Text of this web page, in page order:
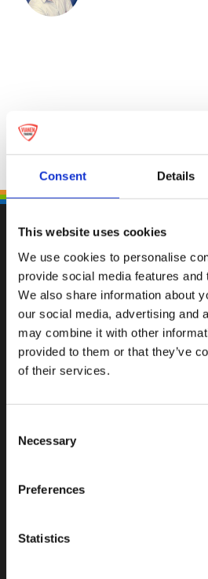
Consent Details
This website uses cookies
We use cookies to personalise
provide social media features and
We also share information about
our social media, advertising and
may combine it with other
provided to them or that they’ve
of their services.
Selection
Necessary
Preferences
Statistics
Fallen Sie mit